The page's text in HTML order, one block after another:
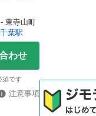
- 東寺山町
葉駅
わせ
須です
注意事項